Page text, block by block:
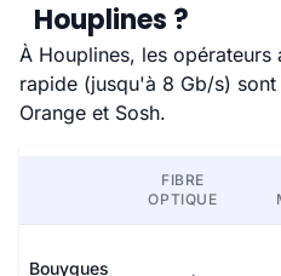
Houplines ?
À Houplines, les
rapide (jusqu'à 8 Gb/s)
Orange et Sosh.
FIBRE
OPTIQUE
Bouygues